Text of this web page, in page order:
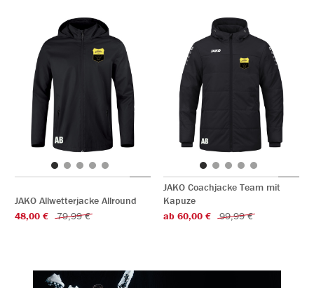
JAKO Allwetterjacke Allround
48,00 €
79,99 €
JAKO Coachjacke Team mit
Kapuze
ab 60,00 €
99,99 €